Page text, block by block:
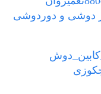
دوشی و دوردوشی